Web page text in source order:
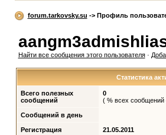
forum.tarkovsky.su -> Профиль
Найти все сообщения этого пользователя·
Статистика
Всего полезных
сообщений
0
( % всех
Сообщений в день
Регистрация 21.05.2011